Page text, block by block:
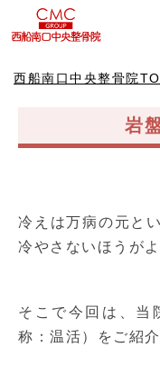
西船南口中央整骨院
岩
冷えは万病の元と
冷やさないほうがよ
そこで今回は、当
称：温活）をご紹介